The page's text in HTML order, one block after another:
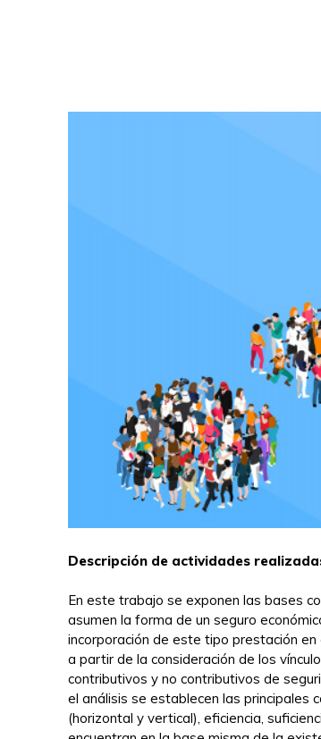
Descripción de actividades
En este trabajo se exponen las bases
asumen la forma de un seguro
incorporación de este tipo prestación
a partir de la consideración de los
contributivos y no contributivos de
el análisis se establecen las principales
(horizontal y vertical), eficiencia,